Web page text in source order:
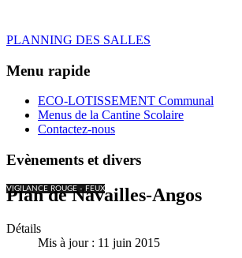
PLANNING DES SALLES
Menu rapide
ECO-LOTISSEMENT Communal
Menus de la Cantine Scolaire
Contactez-nous
Evènements et divers
VIGILANCE ROUGE - FEUX
Plan de Navailles-Angos
Détails
Mis à jour : 11 juin 2015